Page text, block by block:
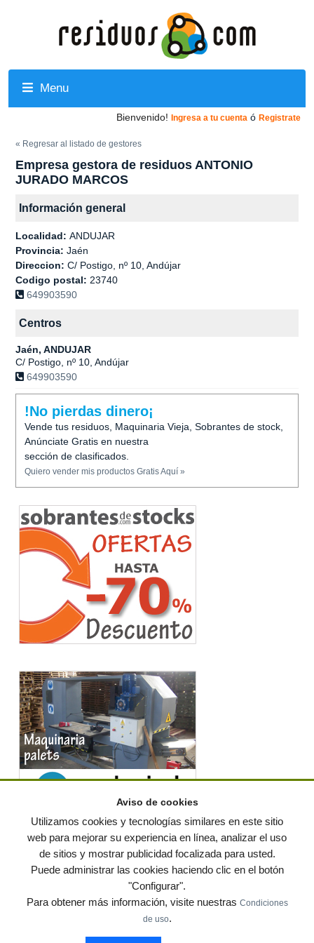
Menu
Bienvenido! Ingresa a tu cuenta ó Registrate
« Regresar al listado de gestores
Empresa gestora de residuos ANTONIO
JURADO MARCOS
Información general
Localidad: ANDUJAR
Provincia: Jaén
Direccion: C/ Postigo, nº 10, Andújar
Codigo postal: 23740
649903590
Centros
Jaén, ANDUJAR
C/ Postigo, nº 10, Andújar
649903590
!No pierdas dinero¡
Vende tus residuos, Maquinaria Vieja, Sobrantes de stock,
Anúnciate Gratis en nuestra
sección de clasificados.
Quiero vender mis productos Gratis Aquí »
© residuos.com - Todos los derechos reservados Política de privacidad
Condiciones de uso|Contacto |Editores|Mapa web|Preguntas frecuentes|Publica
tus anuncios gratis!
Muebles de terraza y jardin Notas de prensa
Aviso de cookies
Utilizamos cookies y tecnologías similares en este sitio
web para mejorar su experiencia en línea, analizar el uso
de sitios y mostrar publicidad focalizada para usted.
Puede administrar las cookies haciendo clic en el botón
"Configurar".
Para obtener más información, visite nuestras Condiciones
de uso.